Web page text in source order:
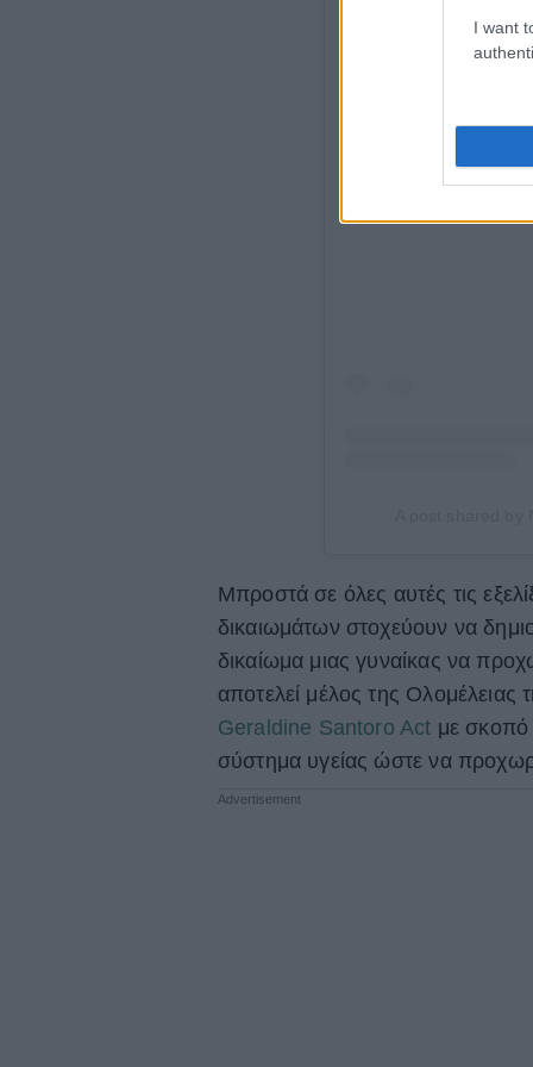
I want
Μπροστά σε όλες αυτές τις
δικαιωμάτων στοχεύουν να
δικαίωμα μιας γυναίκας να
αποτελεί μέλος της
Geraldine Santoro Act με σκοπό
σύστημα υγείας ώστε να